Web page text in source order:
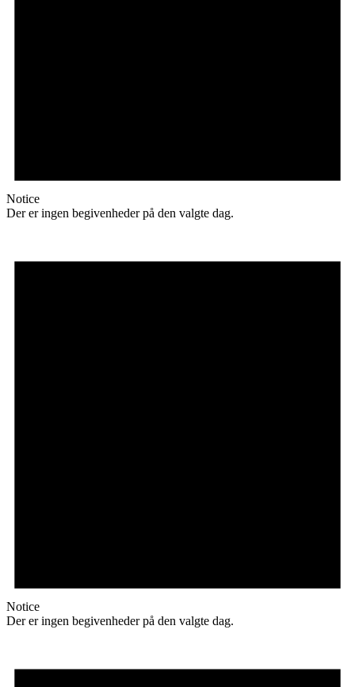
Notice
Der er ingen begivenheder på den valgte dag.
Notice
Der er ingen begivenheder på den valgte dag.